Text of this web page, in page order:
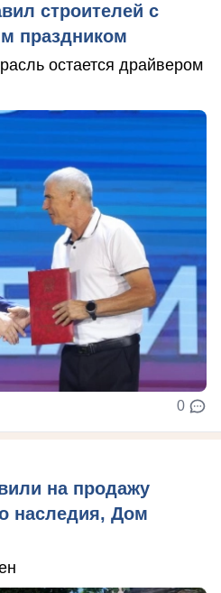
строителей с
праздником
остается драйвером
0
на продажу
наследия, Дом